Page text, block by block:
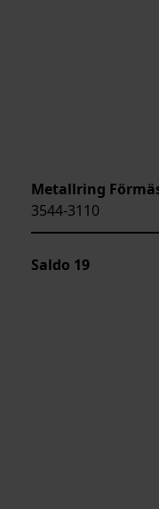
Metallring
3544-3110
Saldo 19